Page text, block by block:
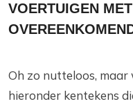
VOERTUIGEN
Oh zo nutteloos, maar
hieronder kentekens